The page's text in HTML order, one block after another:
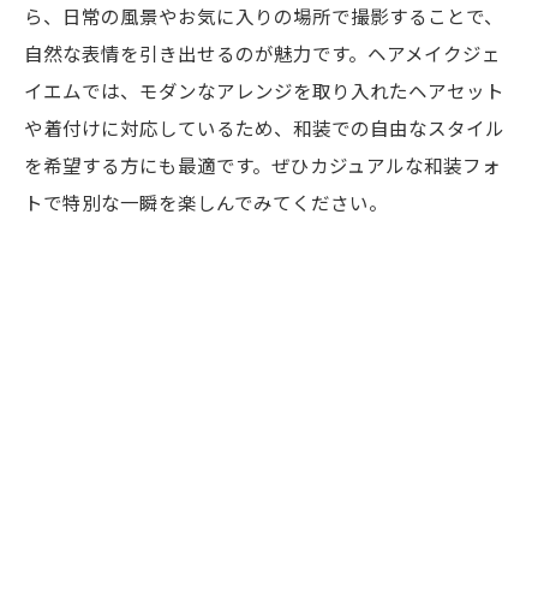
ら、日常の風景やお気に入りの場所で撮影することで、
自然な表情を引き出せるのが魅力です。ヘアメイクジェ
イエムでは、モダンなアレンジを取り入れたヘアセット
や着付けに対応しているため、和装での自由なスタイル
を希望する方にも最適です。ぜひカジュアルな和装フォ
トで特別な一瞬を楽しんでみてください。